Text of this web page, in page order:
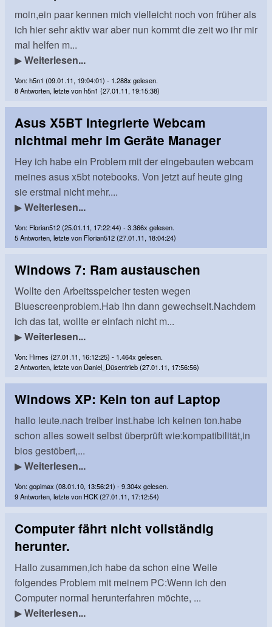
moin,ein paar kennen mich vielleicht noch von früher als
ich hier sehr aktiv war aber nun kommt die zeit wo ihr mir
mal helfen m...
▶Weiterlesen...
Von: h5n1 (09.01.11, 19:04:01) - 1.288x gelesen.
8 Antworten, letzte von h5n1 (27.01.11, 19:15:38)
Asus X5BT Integrierte Webcam
nichtmal mehr im Geräte Manager
Hey ich habe ein Problem mit der eingebauten webcam
meines asus x5bt notebooks. Von jetzt auf heute ging
sie erstmal nicht mehr....
▶Weiterlesen...
Von: Florian512 (25.01.11, 17:22:44) - 3.366x gelesen.
5 Antworten, letzte von Florian512 (27.01.11, 18:04:24)
Windows 7: Ram austauschen
Wollte den Arbeitsspeicher testen wegen
Bluescreenproblem.Hab ihn dann gewechselt.Nachdem
ich das tat, wollte er einfach nicht m...
▶Weiterlesen...
Von: Hirnes (27.01.11, 16:12:25) - 1.464x gelesen.
2 Antworten, letzte von Daniel_Düsentrieb (27.01.11, 17:56:56)
Windows XP: Kein ton auf Laptop
hallo leute.nach treiber inst.habe ich keinen ton.habe
schon alles soweit selbst überprüft wie:kompatibilität,in
bios gestöbert,...
▶Weiterlesen...
Von: gopimax (08.01.10, 13:56:21) - 9.304x gelesen.
9 Antworten, letzte von HCK (27.01.11, 17:12:54)
Computer fährt nicht vollständig
herunter.
Hallo zusammen,ich habe da schon eine Weile
folgendes Problem mit meinem PC:Wenn ich den
Computer normal herunterfahren möchte, ...
▶Weiterlesen...